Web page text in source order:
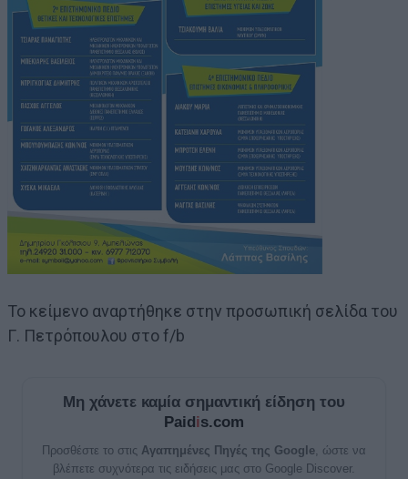
Το κείμενο αναρτήθηκε στην προσωπική σελίδα του
Γ. Πετρόπουλου στο f/b
Μη χάνετε καμία σημαντική είδηση του
Paidis.com
Προσθέστε το στις Αγαπημένες Πηγές της Google , ώστε να
βλέπετε συχνότερα τις ειδήσεις μας στο Google Discover.